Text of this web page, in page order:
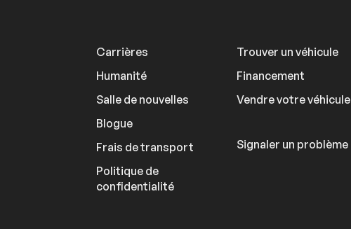
Carrières
Humanité
Salle de nouvelles
Blogue
Frais de transport
Politique de
confidentialité
Trouver un véhicule
Financement
Vendre votre véhicule
Signaler un problème